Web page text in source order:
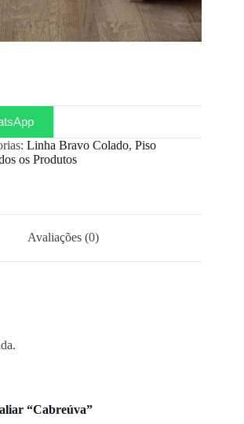
Linha Bravo Colado, Piso
os Produtos
Avaliações (0)
“Cabreúva”